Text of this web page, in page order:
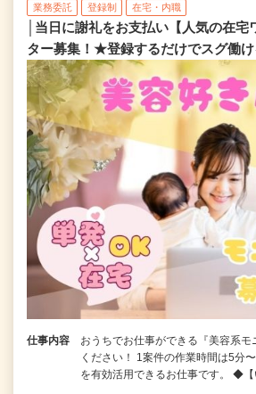
業務委託 登録制 在宅・内職
│当日に謝礼をお支払い【人気の在宅
ター募集！★登録するだけでスグ働
仕事内容
おうちでお仕事ができる『美容系モ
ください！ 1案件の作業時間は5分
を有効活用できるお仕事です。 ◆